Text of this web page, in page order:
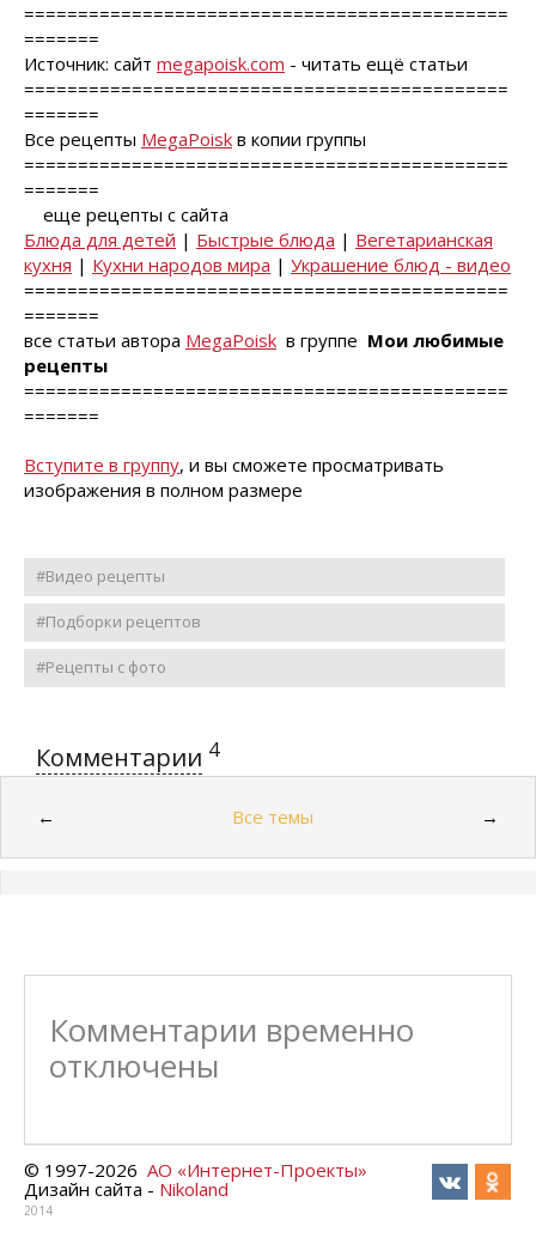
=============================================
=======
Источник: сайт megapoisk.com - читать ещё статьи
=============================================
=======
Все рецепты MegaPoisk в копии группы
=============================================
=======
еще рецепты с сайта
Блюда для детей | Быстрые блюда | Вегетарианская
кухня | Кухни народов мира | Украшение блюд - видео
=============================================
=======
все статьи автора MegaPoisk в группе Мои любимые
рецепты
=============================================
=======
Вступите в группу, и вы сможете просматривать
изображения в полном размере
#Видео рецепты
#Подборки рецептов
#Рецепты с фото
Комментарии 4
← Все темы →
Комментарии временно
отключены
© 1997-2026 АО «Интернет-Проекты»
Дизайн сайта - Nikoland
2014